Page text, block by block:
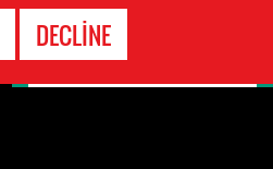
DECLINE
ACIL DURUM
HATTI